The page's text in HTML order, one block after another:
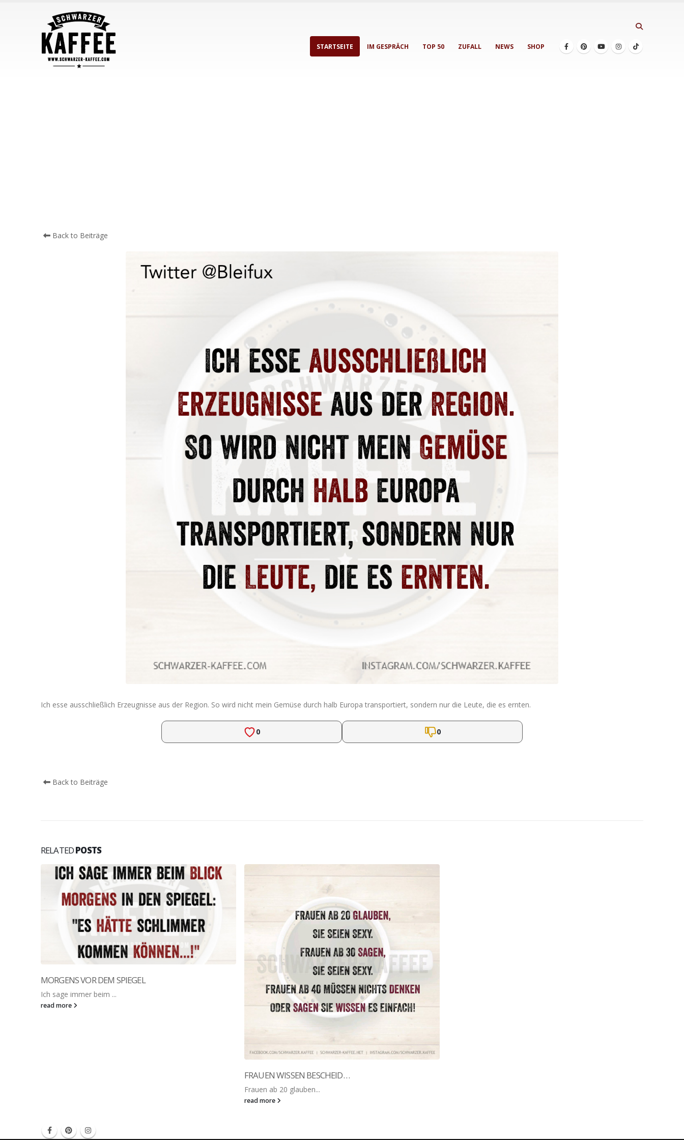
STARTSEITE IM GESPRÄCH TOP 50 ZUFALL NEWS SHOP
Back to Beiträge
Ich esse ausschließlich Erzeugnisse aus der Region. So wird nicht mein Gemüse durch halb Europa transportiert, sondern nur die Leute, die es ernten.
0 0
Back to Beiträge
RELATEDPOSTS
MORGENS VOR DEM SPIEGEL
Ich sage immer beim ...
read more
FRAUEN WISSEN BESCHEID…
Frauen ab 20 glauben...
read more